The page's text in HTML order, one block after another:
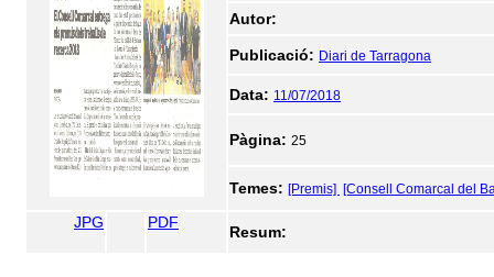
Autor:
Publicació: Diari de Tarragona
Data: 11/07/2018
Pàgina: 25
Temes: [Premis] [Consell Comarcal del
JPG PDF
Resum: